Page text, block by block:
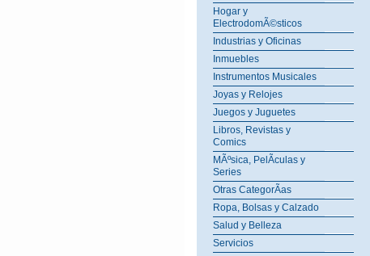
Hogar y
ElectrodomÃ©sticos
Industrias y Oficinas
Inmuebles
Instrumentos Musicales
Joyas y Relojes
Juegos y Juguetes
Libros, Revistas y
Comics
MÃºsica, PelÃ­culas y
Series
Otras CategorÃ­as
Ropa, Bolsas y Calzado
Salud y Belleza
Servicios